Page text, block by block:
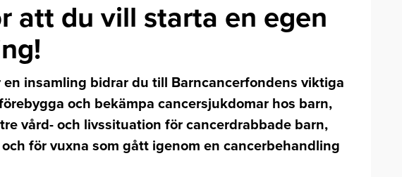
att du vill starta en egen
en insamling bidrar du till Barncancerfondens viktiga
och bekämpa cancersjukdomar hos barn,
vård- och livssituation för cancerdrabbade barn,
för vuxna som gått igenom en cancerbehandling